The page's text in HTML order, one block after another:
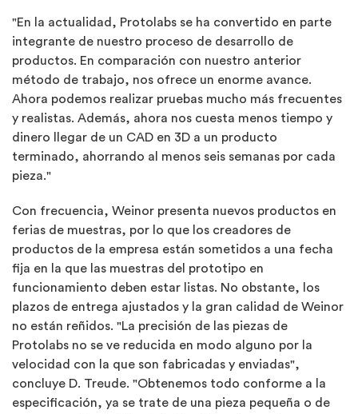
"En la actualidad, Protolabs se ha convertido en parte
integrante de nuestro proceso de desarrollo de
productos. En comparación con nuestro anterior
método de trabajo, nos ofrece un enorme avance.
Ahora podemos realizar pruebas mucho más frecuentes
y realistas. Además, ahora nos cuesta menos tiempo y
dinero llegar de un CAD en 3D a un producto
terminado, ahorrando al menos seis semanas por cada
pieza."
Con frecuencia, Weinor presenta nuevos productos en
ferias de muestras, por lo que los creadores de
productos de la empresa están sometidos a una fecha
fija en la que las muestras del prototipo en
funcionamiento deben estar listas. No obstante, los
plazos de entrega ajustados y la gran calidad de Weinor
no están reñidos. "La precisión de las piezas de
Protolabs no se ve reducida en modo alguno por la
velocidad con la que son fabricadas y enviadas",
concluye D. Treude. "Obtenemos todo conforme a la
especificación, ya se trate de una pieza pequeña o de